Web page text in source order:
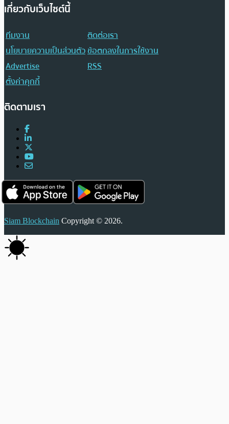
เกี่ยวกับเว็บไซต์นี้
ทีมงาน
ติดต่อเรา
นโยบายความเป็นส่วนตัวข้อตกลงในการใช้งาน
Advertise
RSS
ตั้งค่าคุกกี้
ติดตามเรา
Siam Blockchain Copyright © 2026.